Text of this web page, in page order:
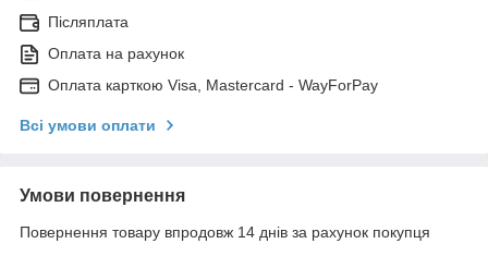
Післяплата
Оплата на рахунок
Оплата карткою Visa, Mastercard - WayForPay
Всі умови оплати
Умови повернення
Повернення товару впродовж 14 днів за рахунок покупця